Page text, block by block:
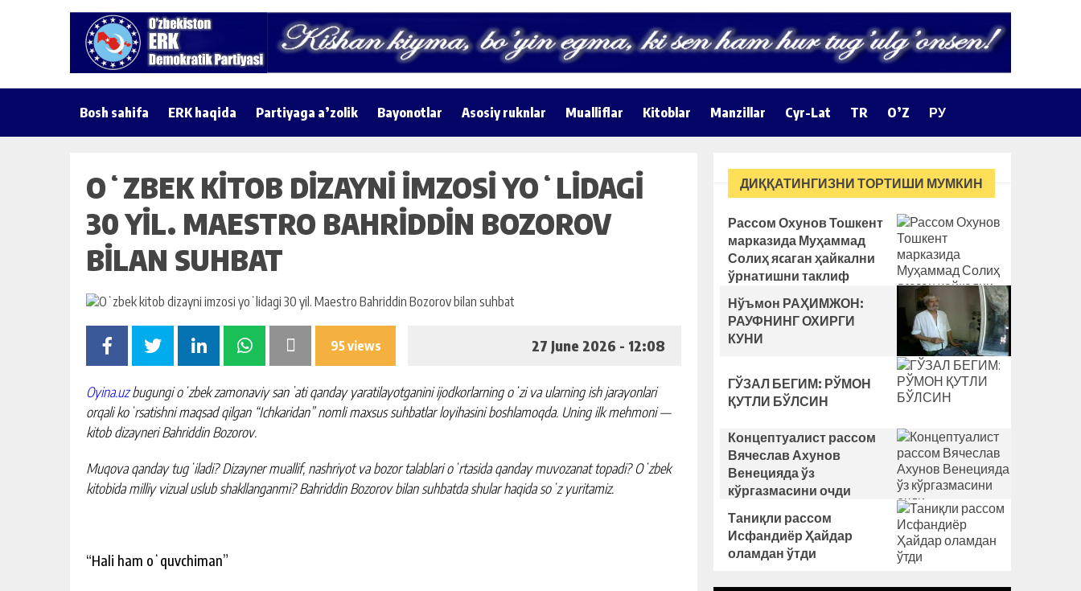
Bosh sahifa ERK haqida Partiyaga a’zolik Bayonotlar Asosiy ruknlar Mualliflar Kitoblar Manzillar Cyr-Lat TR O’Z РУ
OʻZBEK KITOB DIZAYNI IMZOSI YOʻLIDAGI
30 YIL. MAESTRO BAHRIDDIN BOZOROV
BILAN SUHBAT
95 views 27 June 2026 - 12:08
Oyina.uzbugungi oʻzbek zamonaviy sanʼati qanday yaratilayotganini ijodkorlarning oʻzi va ularning ish jarayonlari
orqali koʻrsatishni maqsad qilgan “Ichkaridan” nomli maxsus suhbatlar loyihasini boshlamoqda. Uning ilk mehmoni —
kitob dizayneri Bahriddin Bozorov.
Muqova qanday tugʻiladi? Dizayner muallif, nashriyot va bozor talablari oʻrtasida qanday muvozanat topadi? Oʻzbek
kitobida milliy vizual uslub shakllanganmi? Bahriddin Bozorov bilan suhbatda shular haqida soʻz yuritamiz.
“Hali ham oʻquvchiman”
ДИҚҚАТИНГИЗНИ ТОРТИШИ МУМКИН
Рассом Охунов Тошкент
марказида Муҳаммад
Солиҳ яcаган ҳайкални
ўрнатишни таклиф
қилди
Нўъмон РАҲИМЖОН:
РАУФНИНГ ОХИРГИ
КУНИ
ГЎЗАЛ БЕГИМ: РЎМОН
ҚУТЛИ БЎЛСИН
Концептуалист рассом
Вячеслав Ахунов
Венецияда ўз
кўргазмасини очди
Таниқли рассом
Исфандиёр Ҳайдар
оламдан ўтди